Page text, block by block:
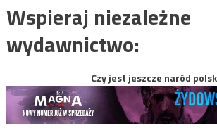
Wspieraj niezależne
wydawnictwo:
Czy jest jeszcze naród